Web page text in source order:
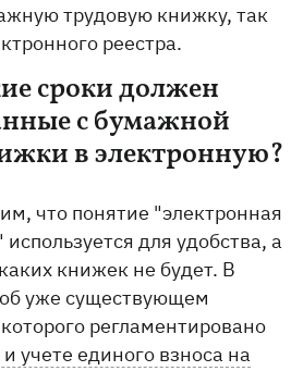
трудовую книжку, так
реестра.
сроки должен
с бумажной
в электронную?
что понятие "электронная
для удобства, а
книжек не будет. В
уже существующем
регламентировано
учете единого взноса на